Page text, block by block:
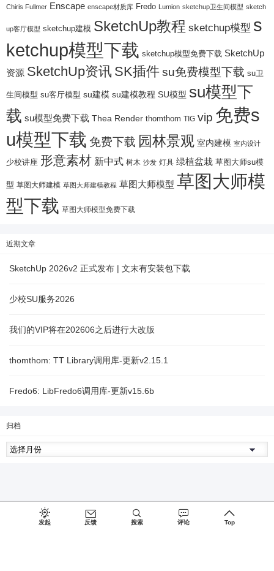
Chiris Fullmer Enscape enscape材质库 Fredo Lumion sketchup卫生间模型 sketch
up客厅模型 sketchup建模 SketchUp教程 sketchup模型 s
ketchup模型下载 sketchup模型免费下载 SketchUp
资源 SketchUp资讯 SK插件su免费模型下载 su卫
生间模型 su客厅模型 su建模 su建模教程 SU模型 su模型下
载 su模型免费下载 Thea Render thomthom TIG vip 免费s
u模型下载 免费下载 园林景观 室内建模 室内设计
少校讲座 形意素材 新中式 树木 沙发 灯具 绿植盆栽 草图大师su模
型 草图大师建模 草图大师建模教程 草图大师模型 草图大师模
型下载 草图大师模型免费下载
近期文章
SketchUp 2026v2 正式发布 | 文末有安装包下载
少校SU服务2026
我们的VIP将在202606之后进行大改版
thomthom: TT Library调用库-更新v2.15.1
Fredo6: LibFredo6调用库-更新v15.6b
归档
发起 反馈 搜索 评论 Top